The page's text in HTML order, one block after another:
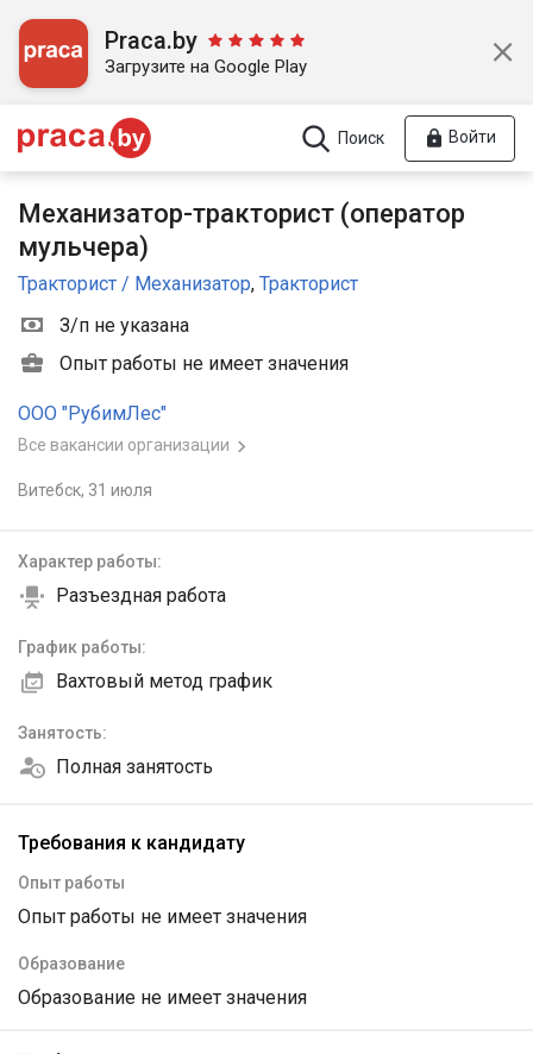
Praca.by
Загрузите на Google Play
Поиск Войти
Механизатор-тракторист (оператор
мульчера)
Тракторист / Механизатор, Тракторист
З/п не указана
Опыт работы не имеет значения
ООО "РубимЛес"
Все вакансии организации
Витебск, 31 июля
Характер работы:
Разъездная работа
График работы:
Вахтовый метод график
Занятость:
Полная занятость
Требования к кандидату
Опыт работы
Опыт работы не имеет значения
Образование
Образование не имеет значения